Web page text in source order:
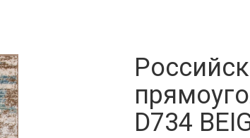
D734